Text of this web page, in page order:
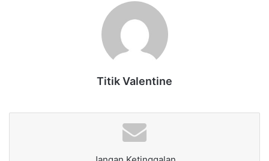
Titik Valentine